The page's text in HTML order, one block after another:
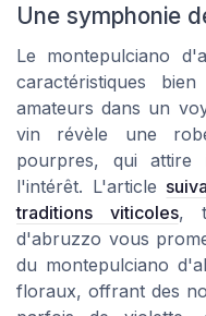
Une symphonie
Le montepulciano
caractéristiques
amateurs dans un
vin révèle une
pourpres, qui attire
l'intérêt. L'article
traditions viticoles,
d'abruzzo vous
du montepulciano
floraux, offrant des